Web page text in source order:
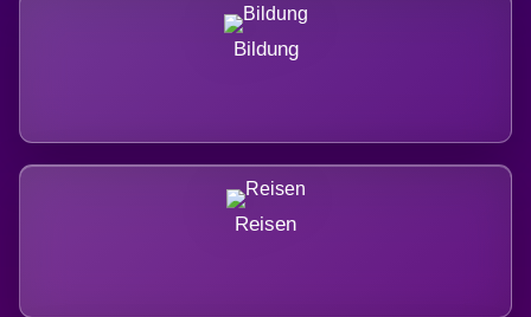
Bildung
Reisen